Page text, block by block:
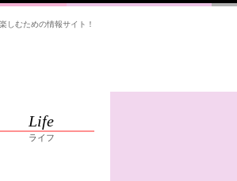
しむための情報サイト！
Life
ライフ